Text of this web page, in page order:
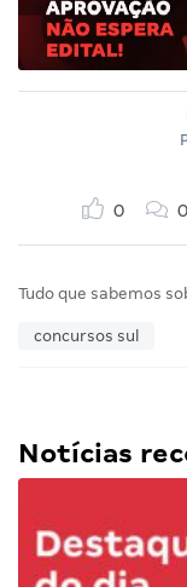
0 0
Tudo que sabemos
concursos sul
Notícias